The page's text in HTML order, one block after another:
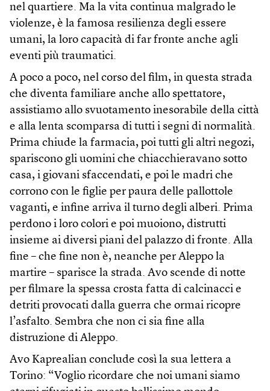
nel quartiere. Ma la vita continua malgrado le
violenze, è la famosa resilienza degli essere
umani, la loro capacità di far fronte anche agli
eventi più traumatici.
A poco a poco, nel corso del film, in questa strada
che diventa familiare anche allo spettatore,
assistiamo allo svuotamento inesorabile della città
e alla lenta scomparsa di tutti i segni di normalità.
Prima chiude la farmacia, poi tutti gli altri negozi,
spariscono gli uomini che chiacchieravano sotto
casa, i giovani sfaccendati, e poi le madri che
corrono con le figlie per paura delle pallottole
vaganti, e infine arriva il turno degli alberi. Prima
perdono i loro colori e poi muoiono, distrutti
insieme ai diversi piani del palazzo di fronte. Alla
fine – che fine non è, neanche per Aleppo la
martire – sparisce la strada. Avo scende di notte
per filmare la spessa crosta fatta di calcinacci e
detriti provocati dalla guerra che ormai ricopre
l’asfalto. Sembra che non ci sia fine alla
distruzione di Aleppo.
Avo Kaprealian conclude così la sua lettera a
Torino: “Voglio ricordare che noi umani siamo